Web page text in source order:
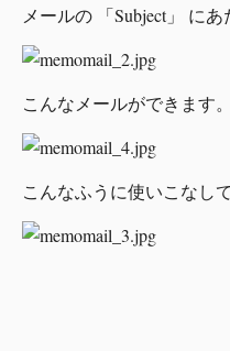
メールの 「Subject」 に
こんなメールができます。
こんなふうに使いこなし